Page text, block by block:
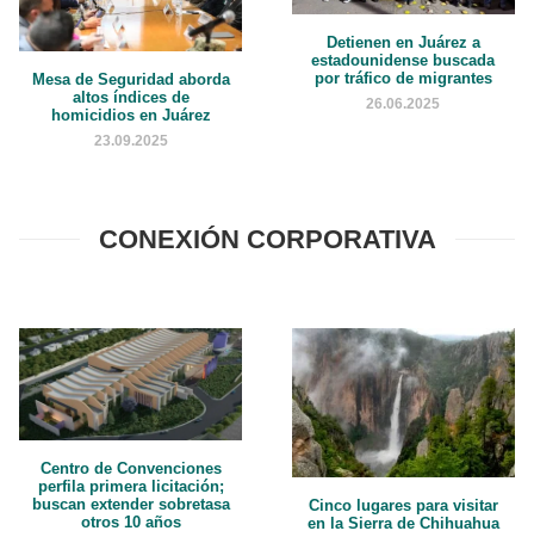
Mesa de Seguridad aborda
altos índices de
homicidios en Juárez
23.09.2025
Detienen en Juárez a
estadounidense buscada
por tráfico de migrantes
26.06.2025
CONEXIÓN CORPORATIVA
Centro de Convenciones
perfila primera licitación;
buscan extender sobretasa
otros 10 años
Cinco lugares para visitar
en la Sierra de Chihuahua